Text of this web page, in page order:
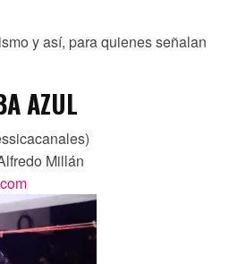
y así, para quienes señalan
AZUL
Millán